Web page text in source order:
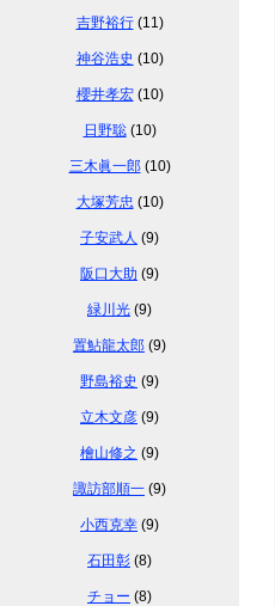
吉野裕行(11)
神谷浩史 (10)
櫻井孝宏(10)
日野聡(10)
三木眞一郎(10)
大塚芳忠 (10)
子安武人 (9)
阪口大助 (9)
緑川光 (9)
置鮎龍太郎 (9)
野島裕史 (9)
立木文彦 (9)
檜山修之 (9)
諏訪部順一 (9)
小西克幸 (9)
石田彰 (8)
チョー (8)